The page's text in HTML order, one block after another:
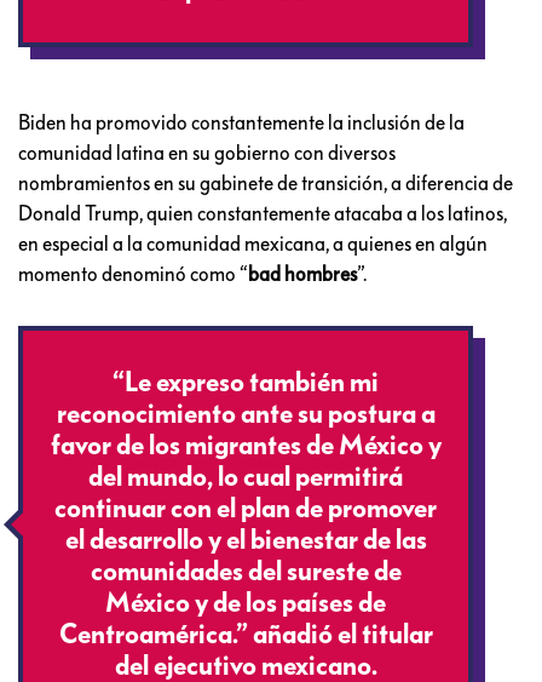
Biden ha promovido constantemente la inclusión de la
comunidad latina en su gobierno con diversos
nombramientos en su gabinete de transición, a diferencia de
Donald Trump, quien constantemente atacaba a los latinos,
en especial a la comunidad mexicana, a quienes en algún
momento denominó como “ bad hombres”.
“Le expreso también mi
reconocimiento ante su postura a
favor de los migrantes de México y
del mundo, lo cual permitirá
continuar con el plan de promover
el desarrollo y el bienestar de las
comunidades del sureste de
México y de los países de
Centroamérica.” añadió el titular
del ejecutivo mexicano.